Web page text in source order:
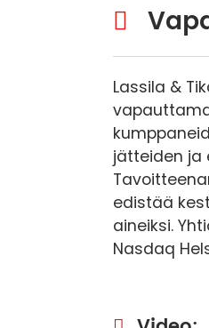
Lassila &
jätteiden ja
edistää
aineiksi.
Nasdaq